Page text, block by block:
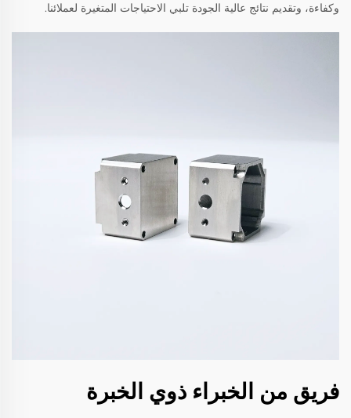
وكفاءة، وتقديم نتائج عالية الجودة تلبي الاحتياجات المتغيرة لعملائنا.
فريق من الخبراء ذوي الخبرة